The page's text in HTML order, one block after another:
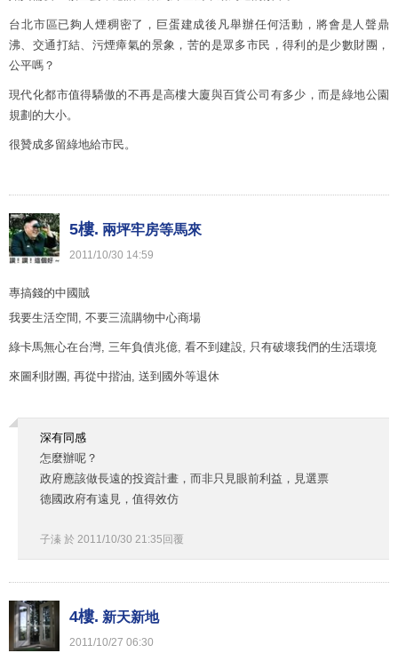
台北市區已夠人煙稠密了，巨蛋建成後凡舉辦任何活動，將會是人聲鼎
沸、交通打結、污煙瘴氣的景象，苦的是眾多市民，得利的是少數財團，
公平嗎？
現代化都市值得驕傲的不再是高樓大廈與百貨公司有多少，而是綠地公園
規劃的大小。
很贊成多留綠地給市民。
5樓. 兩坪牢房等馬來
2011 /10/30 14:59
專搞錢的中國賊
我要生活空間, 不要三流購物中心商場
綠卡馬無心在台灣, 三年負債兆億, 看不到建設, 只有破壞我們的生活環境
來圖利財團, 再從中揩油, 送到國外等退休
深有同感
怎麼辦呢？
政府應該做長遠的投資計畫，而非只見眼前利益，見選票
德國政府有遠見，值得效仿
子溱 於 2011 /10/30 21 :35回覆
4樓. 新天新地
2011 /10/27 06:30